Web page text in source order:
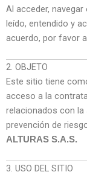
Al acceder,
leído, entendido y
acuerdo, por favor
2. OBJETO
Este sitio tiene
acceso a la
relacionados con la
prevención de
ALTURAS S.A.S.
3. USO DEL SITIO